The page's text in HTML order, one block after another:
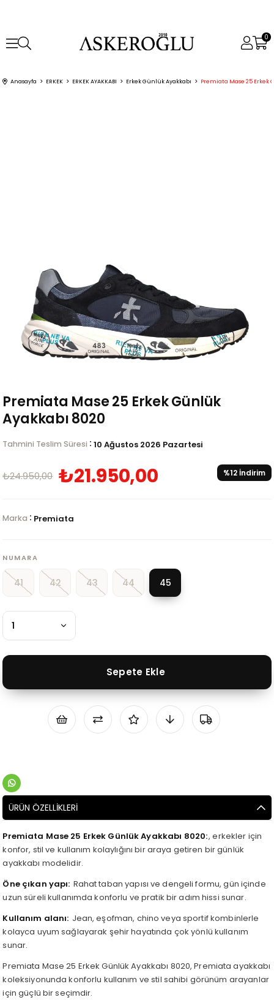
0
Anasayfa ERKEK ERKEK AYAKKABI Erkek Günlük Ayakkabı Premiata Mase 25 Erkek
Premiata Mase 25 Erkek Günlük
Ayakkabı 8020
Tahmini Teslim Süresi : 10 Ağustos 2026 Pazartesi
₺24.950,00 ₺21.950,00 %12İndirim
Marka : Premiata
NUMARA
41 42 43 44 45
ÜRÜN ÖZELLIKLERI
Premiata Mase 25 Erkek Günlük Ayakkabı 8020 , erkekler için
konfor, stil ve kullanım kolaylığını bir araya getiren bir günlük
ayakkabı modelidir.
Öne çıkan yapı Rahat taban yapısı ve dengeli formu, gün içinde
uzun süreli kullanımda konforlu ve pratik bir adım hissi sunar.
Kullanım alanı Jean, eşofman, chino veya sportif kombinlerle
kolayca uyum sağlayarak şehir hayatında çok yönlü kullanım
sunar.
Premiata Mase 25 Erkek Günlük Ayakkabı 8020, Premiata ayakkabı
koleksiyonunda konforlu kullanım ve stil sahibi görünüm arayanlar
için güçlü bir seçimdir.